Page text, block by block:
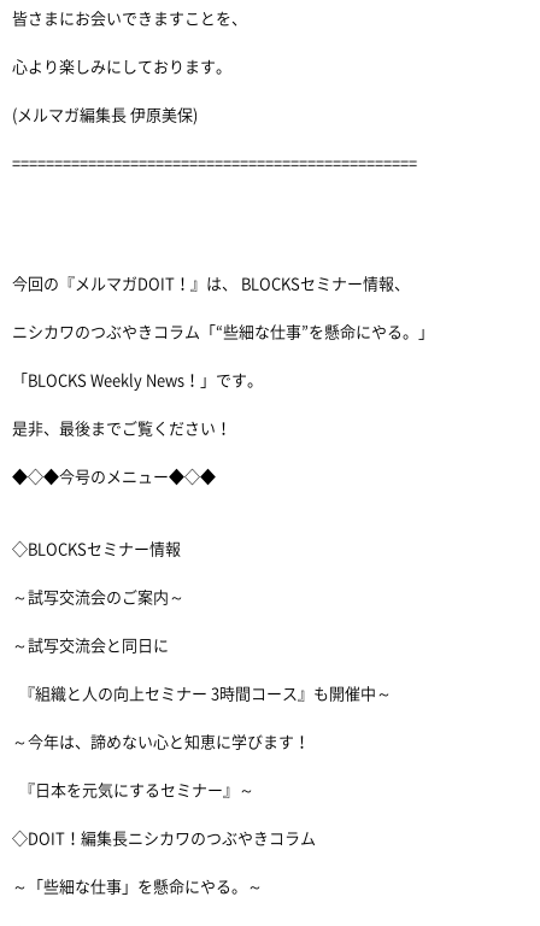
皆さまにお会いできますことを、
心より楽しみにしております。
(メルマガ編集長 伊原美保)
================================================
今回の『メルマガDOIT！』は、 BLOCKSセミナー情報、
ニシカワのつぶやきコラム「“些細な仕事”を懸命にやる。」
「BLOCKS Weekly News！」です。
是非、最後までご覧ください！
◆◇◆今号のメニュー◆◇◆
◇BLOCKSセミナー情報
～試写交流会のご案内～
～試写交流会と同日に
『組織と人の向上セミナー 3時間コース』も開催中～
～今年は、諦めない心と知恵に学びます！
『日本を元気にするセミナー』～
◇DOIT！編集長ニシカワのつぶやきコラム
～「些細な仕事」を懸命にやる。～